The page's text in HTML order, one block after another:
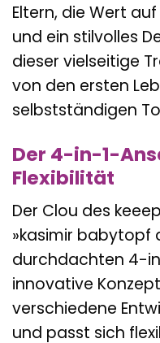
Eltern, die Wert
und ein stilvolles
dieser vielseitige
von den ersten
selbstständigen
Der 4-in-1-
Flexibilität
Der Clou des
»kasimir babytopf
durchdachten 4-
innovative
verschiedene
und passt sich